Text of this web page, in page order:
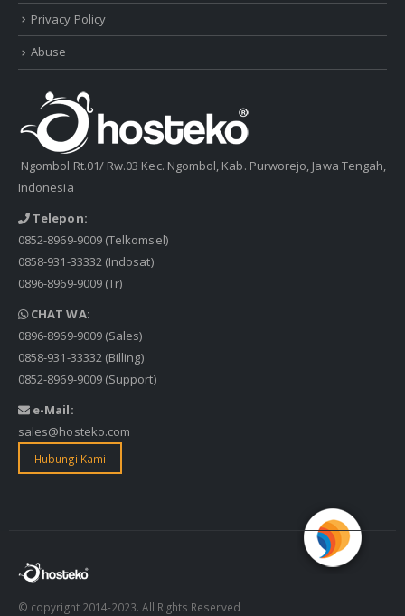
Privacy Policy
Abuse
Ngombol Rt.01/ Rw.03 Kec. Ngombol, Kab. Purworejo, Jawa Tengah,
Indonesia
Telepon:
0852-8969-9009(Telkomsel)
0858-931-33332(Indosat)
0896-8969-9009(Tr)
CHAT WA:
0896-8969-9009(Sales)
0858-931-33332(Billing)
0852-8969-9009(Support)
e-Mail:
sales@hosteko.com
Hubungi Kami
© copyright 2014-2023. All Rights Reserved